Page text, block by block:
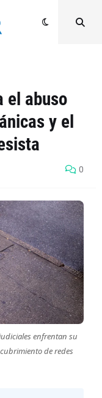
el abuso
y el
0
enfrentan su
de redes